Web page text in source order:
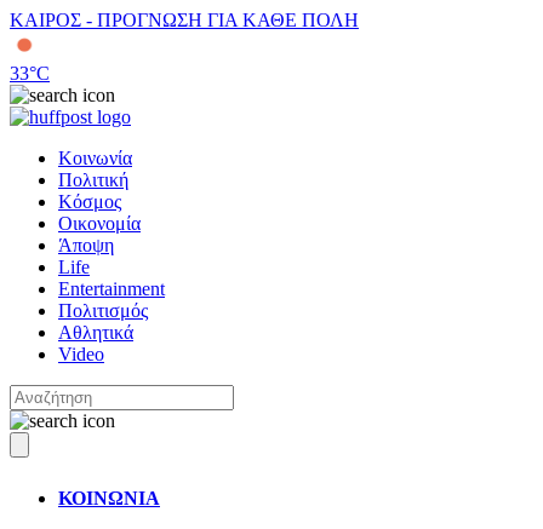
ΚΑΙΡΟΣ - ΠΡΟΓΝΩΣΗ ΓΙΑ ΚΑΘΕ ΠΟΛΗ
33°C
Κοινωνία
Πολιτική
Κόσμος
Οικονομία
Άποψη
Life
Entertainment
Πολιτισμός
Αθλητικά
Video
ΚΟΙΝΩΝΙΑ